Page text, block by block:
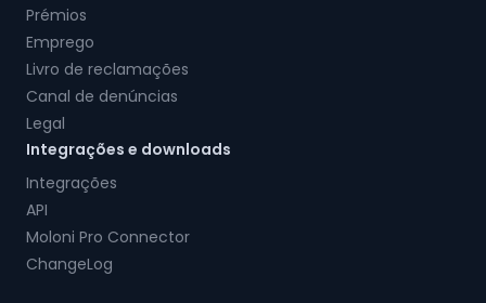
Prémios
Emprego
Livro de reclamações
Canal de denúncias
Legal
Integrações e downloads
Integrações
API
Moloni Pro Connector
ChangeLog